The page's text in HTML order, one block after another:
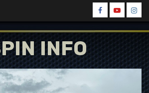
Spin
Facebook
Spin
Youtube
Spin
INFO